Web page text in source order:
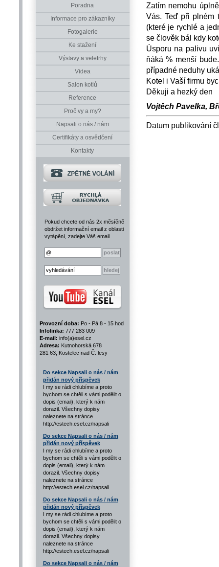
Poradna
Informace pro zákazníky
Fotogalerie
Ke stažení
Výstavy a veletrhy
Videa
Salon kotlů
Reference
Proč vy a my?
Napsali o nás / nám
Certifikáty a osvědčení
Kontakty
Pokud chcete od nás 2x měsíčně
obdržet informační email z oblasti
vytápění, zadejte Váš email
Provozní doba: Po - Pá 8 - 15 hod
Infolinka: 777 283 009
E-mail: info(a)esel.cz
Adresa: Kutnohorská 678
281 63, Kostelec nad Č. lesy
Do sekce Napsali o nás / nám
přidán nový příspěvek
I my se rádi chlubíme a proto
bychom se chtěli s vámi podělit o
dopis (email), který k nám
dorazil. Všechny dopisy
naleznete na stránce
http://estech.esel.cz/napsali
Do sekce Napsali o nás / nám
přidán nový příspěvek
I my se rádi chlubíme a proto
bychom se chtěli s vámi podělit o
dopis (email), který k nám
dorazil. Všechny dopisy
naleznete na stránce
http://estech.esel.cz/napsali
Do sekce Napsali o nás / nám
přidán nový příspěvek
I my se rádi chlubíme a proto
bychom se chtěli s vámi podělit o
dopis (email), který k nám
dorazil. Všechny dopisy
naleznete na stránce
http://estech.esel.cz/napsali
Do sekce Napsali o nás / nám
Zatím nemohu
Vás. Teď při plném
(které je rychlé a
se člověk bál kdy
Úsporu na palivu
ňáká % menší
případné neduhy
Kotel i Vaší firmu
Děkuji a hezký den
Vojtěch Pavelka,
Datum publikování